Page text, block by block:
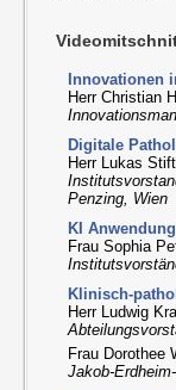
Innovationen
Herr Christian
Digitale
Herr Lukas
Penzing, Wien
KI
Frau Sophia
Klinisch-
Herr Ludwig
Frau Dorothee
Jakob-